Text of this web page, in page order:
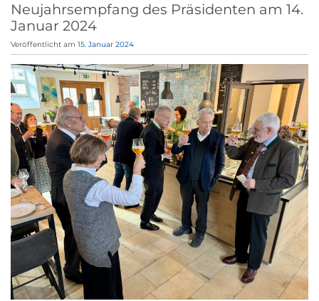
Neujahrsempfang des Präsidenten am 14.
Januar 2024
Veröffentlicht am 15. Januar 2024